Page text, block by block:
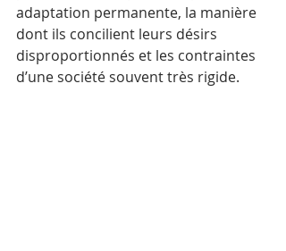
adaptation permanente, la manière
dont ils concilient leurs désirs
disproportionnés et les contraintes
d’une société souvent très rigide.